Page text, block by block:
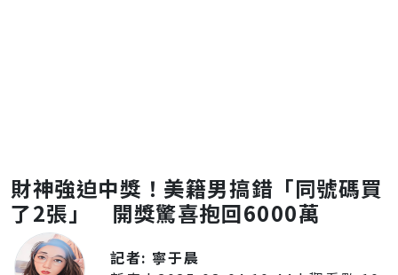
財神強迫中獎！美籍男搞錯「同號碼買
了2張」 開獎驚喜抱回6000萬
記者: 寧于晨